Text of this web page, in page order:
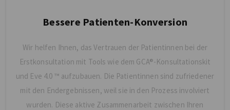
Bessere Patienten-Konversion
Wir helfen Ihnen, das Vertrauen der Patientinnen bei der
Erstkonsultation mit Tools wie dem GCA®-Konsultationskit
und Eve 4.0 ™ aufzubauen. Die Patientinnen sind zufriedener
mit den Endergebnissen, weil sie in den Prozess involviert
wurden. Diese aktive Zusammenarbeit zwischen Ihren